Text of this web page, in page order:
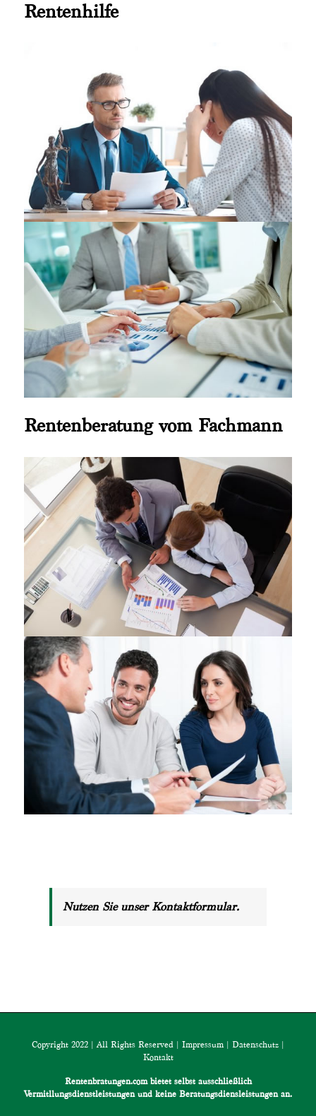
Rentenhilfe
Rentenberatung vom Fachmann
Nutzen Sie unser Kontaktformular.
Copyright 2022 | All Rights Reserved | Impressum | Datenschutz |
Kontakt
Rentenbratungen.com bietet selbst ausschließlich
Vermitllungsdienstleistungen und keine Beratungsdiensleistungen an.